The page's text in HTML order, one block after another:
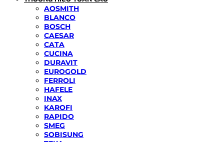
AOSMITH
BLANCO
BOSCH
CAESAR
CATA
CUCINA
DURAVIT
EUROGOLD
FERROLI
HAFELE
INAX
KAROFI
RAPIDO
SMEG
SOBISUNG